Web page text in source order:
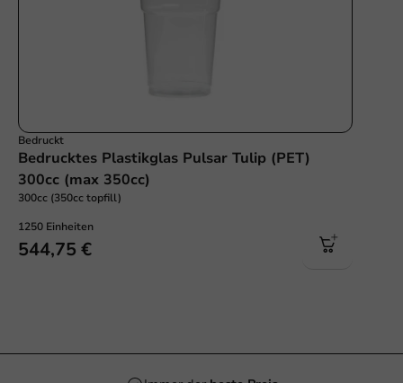
Bedruckt
Bedrucktes Plastikglas Pulsar Tulip (PET)
300cc (max 350cc)
300cc (350cc topfill)
1250 Einheiten
544,75 €